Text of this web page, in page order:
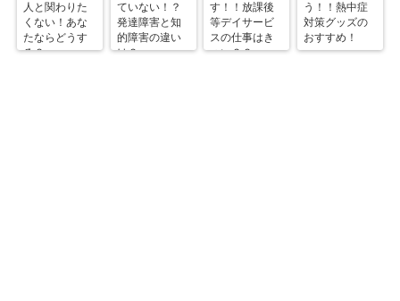
人と関わりた
くない！あな
たならどうす
る？
ていない！？
発達障害と知
的障害の違い
は？
す！！放課後
等デイサービ
スの仕事はき
つい？？
う！！熱中症
対策グッズの
おすすめ！